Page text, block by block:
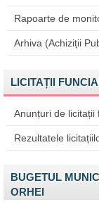
Rapoarte de
Arhiva (Achiziții
LICITAȚII
Anunțuri de licitații
Rezultatele
BUGETUL
ORHEI